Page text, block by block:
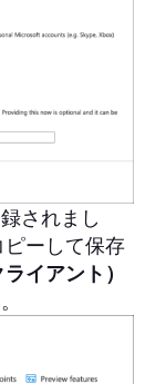
されまし
ーして保存
イアント）